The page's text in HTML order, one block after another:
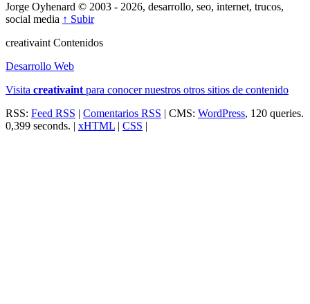
Jorge Oyhenard © 2003 - 2026, desarrollo, seo, internet, trucos,
social media ↑ Subir
creativaint Contenidos
Desarrollo Web
Visita creativaint para conocer nuestros otros sitios de contenido
RSS: Feed RSS | Comentarios RSS | CMS: WordPress, 120 queries.
0,399 seconds. | xHTML | CSS |